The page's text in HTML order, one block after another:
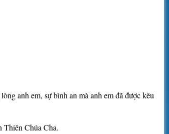
anh em, sự bình an mà anh em đã được kêu
Thiên Chúa Cha.